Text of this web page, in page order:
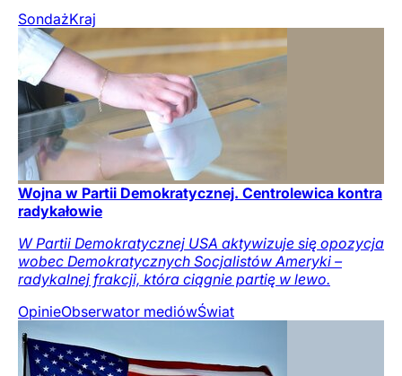
SondażKraj
Wojna w Partii Demokratycznej. Centrolewica kontra
radykałowie
W Partii Demokratycznej USA aktywizuje się opozycja
wobec Demokratycznych Socjalistów Ameryki –
radykalnej frakcji, która ciągnie partię w lewo.
OpinieObserwator mediówŚwiat